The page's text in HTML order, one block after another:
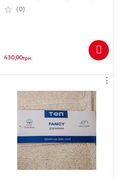
(0)
430,00грн
⋮